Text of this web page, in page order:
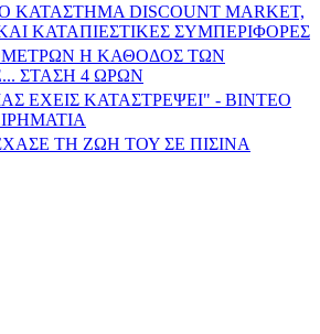
DISCOUNT MARKET,
ΚΑΙ ΚΑΤΑΠΙΕΣΤΙΚΕΣ ΣΥΜΠΕΡΙΦΟΡΕΣ
Η ΚΑΘΟΔΟΣ ΤΩΝ
ΣΤΑΣΗ 4 ΩΡΩΝ
ΕΧΕΙΣ ΚΑΤΑΣΤΡΕΨΕΙ" - ΒΙΝΤΕΟ
ΤΗ ΖΩΗ ΤΟΥ ΣΕ ΠΙΣΙΝΑ